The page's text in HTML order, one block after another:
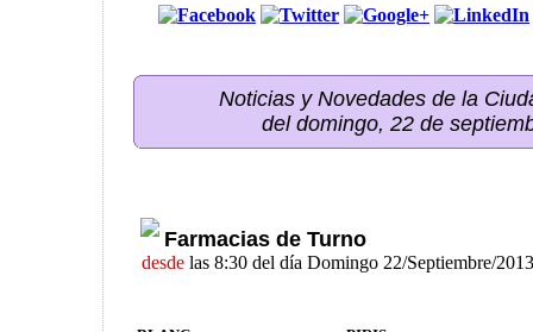
Noticias y Novedades de la
del domingo, 22 de
Farmacias de Turno
desde las 8:30 del día Domingo 22/Septiembre/2013